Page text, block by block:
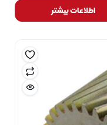
اطلاعات بیشتر